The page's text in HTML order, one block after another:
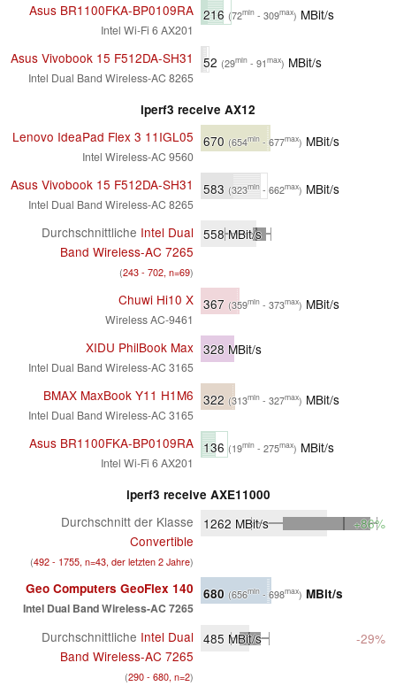
Asus BR1100FKA-BP0109RA
Intel Wi-Fi 6 AX201
216 (72min - 309max) MBit/s
Asus Vivobook 15 F512DA-SH31
Intel Dual Band Wireless-AC 8265
52 (29min - 91max) MBit/s
iperf3 receive AX12
Lenovo IdeaPad Flex 3 11IGL05
Intel Wireless-AC 9560
670 (654min - 677max) MBit/s
Asus Vivobook 15 F512DA-SH31
Intel Dual Band Wireless-AC 8265
583 (323min - 662max) MBit/s
Durchschnittliche Intel Dual
Band Wireless-AC 7265
(243 - 702, n=69)
558MBit/s
Chuwi Hi10 X
Wireless AC-9461
367 (359min - 373max) MBit/s
XIDU PhilBook Max
Intel Dual Band Wireless-AC 3165
328 MBit/s
BMAX MaxBook Y11 H1M6
Intel Dual Band Wireless-AC 3165
322 (313min - 327max) MBit/s
Asus BR1100FKA-BP0109RA
Intel Wi-Fi 6 AX201
136 (19min - 275max) MBit/s
iperf3 receive AXE11000
Durchschnitt der Klasse
Convertible
(492 - 1755, n=43, der letzten 2 Jahre)
1262 MBit/s +86%
Geo Computers GeoFlex 140
Intel Dual Band Wireless-AC 7265
680 (656min - 698max) MBit/s
Durchschnittliche Intel Dual
Band Wireless-AC 7265
(290 - 680, n=2)
485 MBit/s -29%